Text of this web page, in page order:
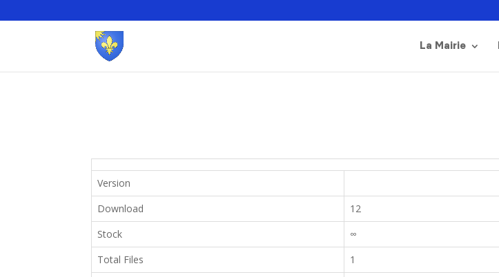
La Mairie
Version
Download
12
Stock
∞
Total Files
1